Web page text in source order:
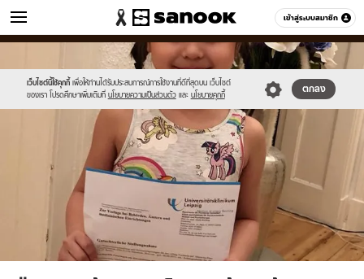
เข้าสู่ระบบสมาชิก
ข่าว หมวดอื่นๆ
เว็บไซต์นี้ใช้คุกกี้ เพื่อให้ท่านได้รับประสบการณ์การใช้งานที่ดีที่สุดบน เว็บไซต์
ของเรา โปรดศึกษาเพิ่มเติมที่ นโยบายความเป็นส่วนตัว และ นโยบายคุกกี้
ตกลง
//s.isanook.com/sr/0/images/logo-
new-
sanook.png
//s.isanook.com/ns/0/ud/1075/5377926/dwegtg.jpg